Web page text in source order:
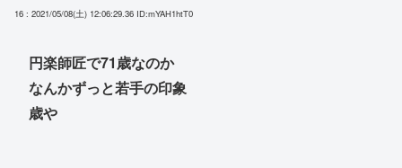
16 : 2021/05/08(土) 12:06:29.36 ID:mYAH1htT0
円楽師匠で71歳なのか
なんかずっと若手の印象
歳や